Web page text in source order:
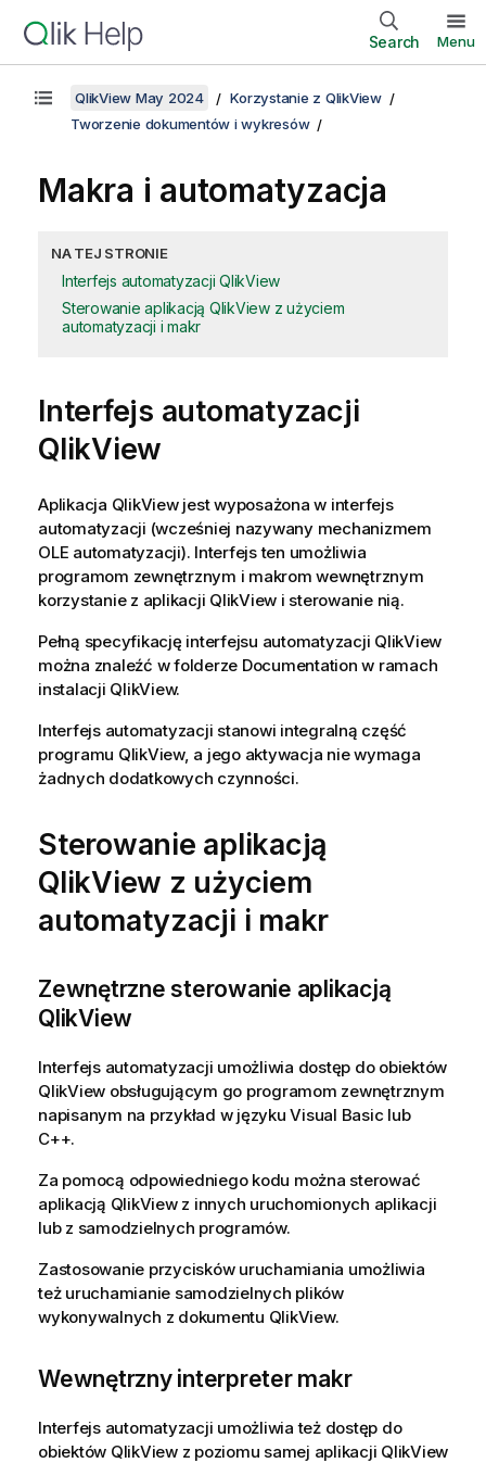
Search Menu
QlikView May 2024
Korzystanie z QlikView
Tworzenie dokumentów i wykresów
Makra i automatyzacja
NA TEJ STRONIE
Interfejs automatyzacji QlikView
Sterowanie aplikacją QlikView z użyciem
automatyzacji i makr
Interfejs automatyzacji
QlikView
Aplikacja QlikView jest wyposażona w interfejs
automatyzacji (wcześniej nazywany mechanizmem
OLE automatyzacji). Interfejs ten umożliwia
programom zewnętrznym i makrom wewnętrznym
korzystanie z aplikacji QlikView i sterowanie nią.
Pełną specyfikację interfejsu automatyzacji QlikView
można znaleźć w folderze Documentation w ramach
instalacji QlikView.
Interfejs automatyzacji stanowi integralną część
programu QlikView, a jego aktywacja nie wymaga
żadnych dodatkowych czynności.
Sterowanie aplikacją
QlikView z użyciem
automatyzacji i makr
Zewnętrzne sterowanie aplikacją
QlikView
Interfejs automatyzacji umożliwia dostęp do obiektów
QlikView obsługującym go programom zewnętrznym
napisanym na przykład w języku Visual Basic lub
C++.
Za pomocą odpowiedniego kodu można sterować
aplikacją QlikView z innych uruchomionych aplikacji
lub z samodzielnych programów.
Zastosowanie przycisków uruchamiania umożliwia
też uruchamianie samodzielnych plików
wykonywalnych z dokumentu QlikView.
Wewnętrzny interpreter makr
Interfejs automatyzacji umożliwia też dostęp do
obiektów QlikView z poziomu samej aplikacji QlikView